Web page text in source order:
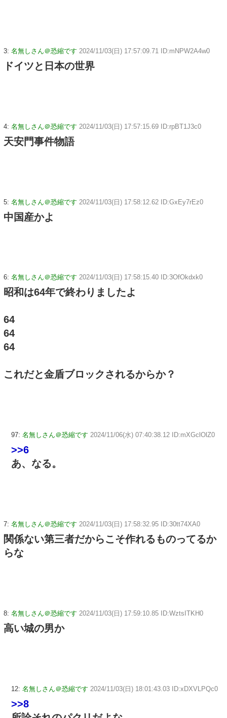
3: 名無しさん＠恐縮です 2024/11/03(日) 17:57:09.71 ID:mNPW2A4w0
ドイツと日本の世界
4: 名無しさん＠恐縮です 2024/11/03(日) 17:57:15.69 ID:rpBT1J3c0
天安門事件物語
5: 名無しさん＠恐縮です 2024/11/03(日) 17:58:12.62 ID:GxEy7rEz0
中国産かよ
6: 名無しさん＠恐縮です 2024/11/03(日) 17:58:15.40 ID:3OfOkdxk0
昭和は64年で終わりましたよ
64
64
64
これだと金盾ブロックされるからか？
97: 名無しさん＠恐縮です 2024/11/06(水) 07:40:38.12 ID:mXGclOlZ0
>>6
あ、なる。
7: 名無しさん＠恐縮です 2024/11/03(日) 17:58:32.95 ID:30tt74XA0
関係ない第三者だからこそ作れるものってるか
らな
8: 名無しさん＠恐縮です 2024/11/03(日) 17:59:10.85 ID:WztsITKH0
高い城の男か
12: 名無しさん＠恐縮です 2024/11/03(日) 18:01:43.03 ID:xDXVLPQc0
>>8